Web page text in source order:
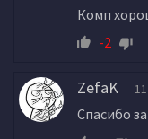
Комп
-2
ZefaK
Спасибо